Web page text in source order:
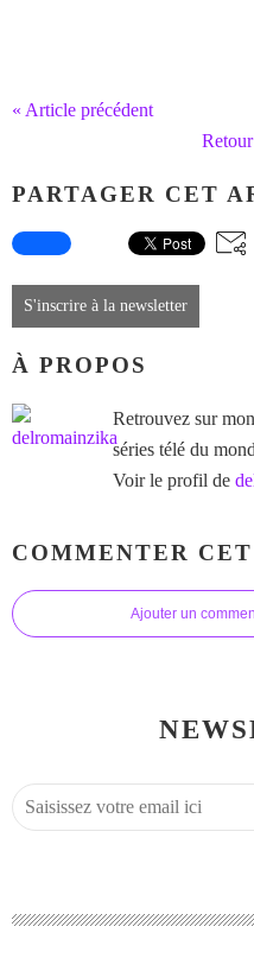
« Article précédent
PARTAGER CET
S'inscrire à la newsletter
À PROPOS
Retrouvez sur
séries télé du
Voir le profil de
COMMENTER
Ajouter un